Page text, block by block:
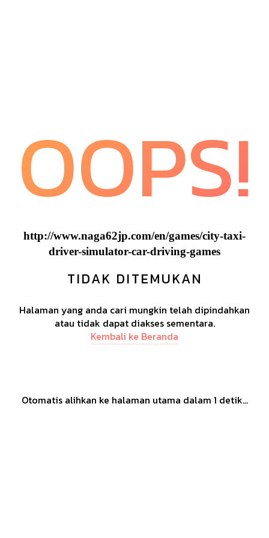
OOPS!
http://www.naga62jp.com/en/games/city-taxi-
driver-simulator-car-driving-games
TIDAK DITEMUKAN
Halaman yang anda cari mungkin telah dipindahkan
atau tidak dapat diakses sementara.
Kembali ke Beranda
Otomatis alihkan ke halaman utama dalam 1 detik...